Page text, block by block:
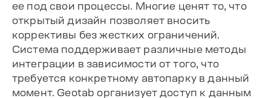
ее под свои процессы. Многие ценят то, что
открытый дизайн позволяет вносить
коррективы без жестких ограничений.
Система поддерживает различные методы
интеграции в зависимости от того, что
требуется конкретному автопарку в данный
момент. Geotab организует доступ к данным